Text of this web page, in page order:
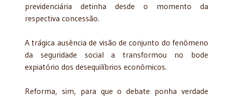
previdenciária detinha desde o momento da
respectiva concessão.
A trágica ausência de visão de conjunto do fenômeno
da seguridade social a transformou no bode
expiatório dos desequilíbrios econômicos.
Reforma, sim, para que o debate ponha verdade